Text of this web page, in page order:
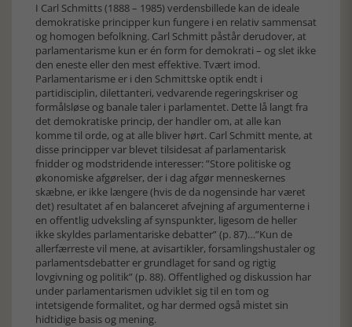
I Carl Schmitts (1888 – 1985) verdensbillede kan de ideale
demokratiske principper kun fungere i en relativ sammensat
og homogen befolkning. Carl Schmitt påstår derudover, at
parlamentarisme kun er én form for demokrati – og slet ikke
den eneste eller den mest effektive. Tvært imod.
Parlamentarisme er i den Schmittske optik endt i
partidisciplin, dilettanteri, vedvarende regeringskriser og
formålsløse og banale taler i parlamentet. Dette lå langt fra
det demokratiske princip, der handler om, at alle kan
komme til orde, og at alle bliver hørt. Carl Schmitt mente, at
disse principper var blevet tilsidesat af parlamentarisk
fnidder og modstridende interesser: ”Store politiske og
økonomiske afgørelser, der i dag afgør menneskernes
skæbne, er ikke længere (hvis de da nogensinde har været
det) resultatet af en balanceret afvejning af argumenterne i
en offentlig udveksling af synspunkter, ligesom de heller
ikke skyldes parlamentariske debatter” (p. 87)…”Kun de
allerfærreste vil mene, at avisartikler, forsamlingshustaler og
parlamentsdebatter er grundlaget for sand og rigtig
lovgivning og politik” (p. 88). Offentlighed og diskussion har
under parlamentarismen udviklet sig til en tom og
intetsigende formalitet, og har dermed også mistet sin
hidtidige basis og mening.